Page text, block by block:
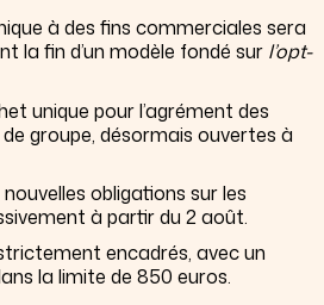
à des fins commerciales sera
la fin d’un modèle fondé sur l’opt-
unique pour l’agrément des
groupe, désormais ouvertes à
obligations sur les
à partir du 2 août.
encadrés, avec un
la limite de 850 euros.